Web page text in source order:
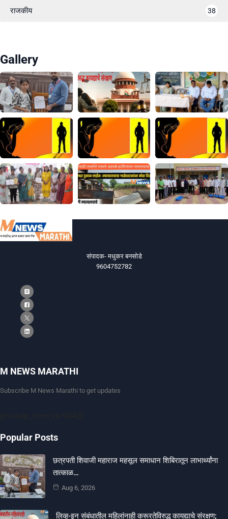
राजकीय 38
Gallery
संपादक- मधुकर बनसोडे
9604752782
M NEWS MARATHI
Subscribe M News Marathi to get updates
Popular Posts
छत्रपती शिवाजी महाराज महसूल समाधान शिबिरातून लाभार्थ्यांना
तात्काळ…
Aug 6, 2026
लिव्ह-इन संबंधातील महिलांनाही क्रूरतेविरुद्ध कायद्याचे संरक्षण;